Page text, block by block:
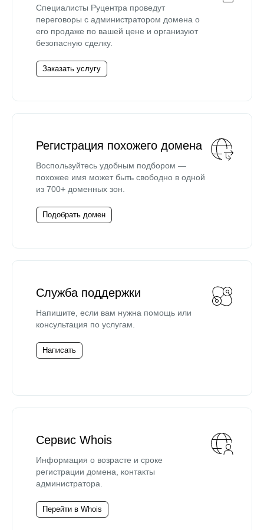
Специалисты Руцентра проведут
переговоры с администратором домена о
его продаже по вашей цене и организуют
безопасную сделку.
Заказать услугу
Регистрация похожего домена
Воспользуйтесь удобным подбором —
похожее имя может быть свободно в одной
из 700+ доменных зон.
Подобрать домен
Служба поддержки
Напишите, если вам нужна помощь или
консультация по услугам.
Написать
Сервис Whois
Информация о возрасте и сроке
регистрации домена, контакты
администратора.
Перейти в Whois